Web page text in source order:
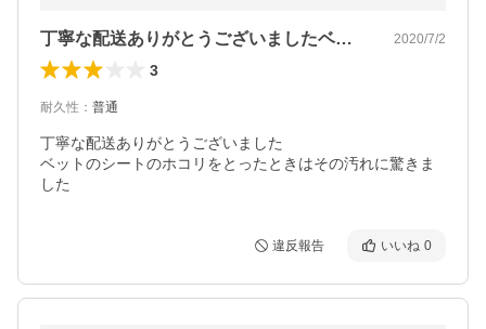
丁寧な配送ありがとうございましたベット… 2020/7/2
3
耐久性 ： 普通
丁寧な配送ありがとうございました
ベットのシートのホコリをとったときはその汚れに驚きま
した
違反報告 いいね 0